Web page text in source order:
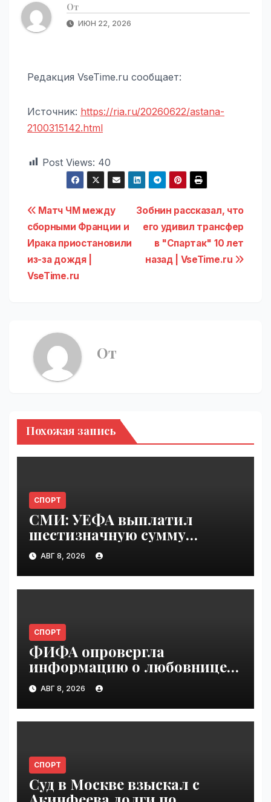
От
ИЮН 22, 2026
Редакция VseTime.ru сообщает:
Источник: https://ria.ru/20260622/astana-
2100315142.html
Post Views: 40
Навигация
по
записям
Зобнин рассказал, что
его удивил трансфер
в "Спартак" 10 лет
назад | VseTime.ru
Матч ЧМ между
сборными Франции и
Ирака приостановили
из-за дождя |
VseTime.ru
От
Похожая запись
СПОРТ
СМИ: УЕФА выплатил
шестизначную сумму
любовнице Инфантино |
VseTime.ru
АВГ 8, 2026
СПОРТ
ФИФА опровергла
информацию о любовнице
Инфантино | VseTime.ru
АВГ 8, 2026
СПОРТ
Суд в Москве взыскал с